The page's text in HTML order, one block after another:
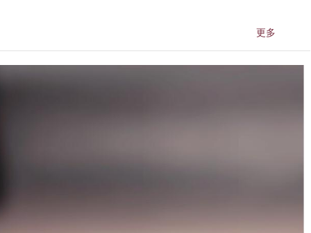
更多